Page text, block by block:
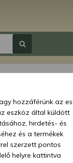
9 413 Ft
4 236 Ft (3
hozzáférünk az
eszköz által küldött
hirdetés- és
és a termékek
szerzett pontos
helyre kattintva